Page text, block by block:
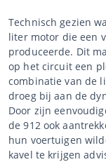
Technisch gezien
liter motor die een
produceerde. Dit
op het circuit een
combinatie van de
droeg bij aan de
Door zijn
de 912 ook
hun voertuigen
kavel te krijgen